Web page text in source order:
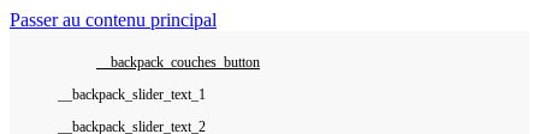
Passer au contenu principal
__backpack_couches_button